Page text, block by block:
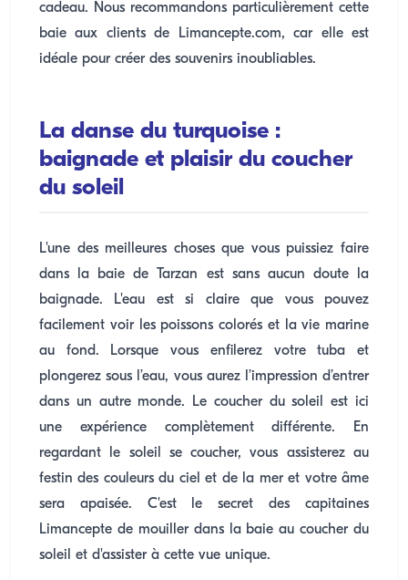
cadeau. Nous recommandons particulièrement cette
baie aux clients de Limancepte.com, car elle est
idéale pour créer des souvenirs inoubliables.
La danse du turquoise :
baignade et plaisir du coucher
du soleil
L'une des meilleures choses que vous puissiez faire
dans la baie de Tarzan est sans aucun doute la
baignade. L'eau est si claire que vous pouvez
facilement voir les poissons colorés et la vie marine
au fond. Lorsque vous enfilerez votre tuba et
plongerez sous l’eau, vous aurez l’impression d’entrer
dans un autre monde. Le coucher du soleil est ici
une expérience complètement différente. En
regardant le soleil se coucher, vous assisterez au
festin des couleurs du ciel et de la mer et votre âme
sera apaisée. C'est le secret des capitaines
Limancepte de mouiller dans la baie au coucher du
soleil et d'assister à cette vue unique.